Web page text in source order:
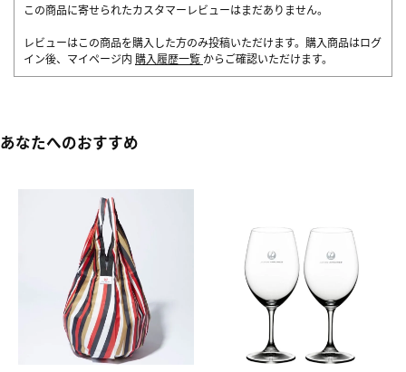
この商品に寄せられたカスタマーレビューはまだありません。
レビューはこの商品を購入した方のみ投稿いただけます。購入商品はログ
イン後、マイページ内 購入履歴一覧 からご確認いただけます。
あなたへのおすすめ